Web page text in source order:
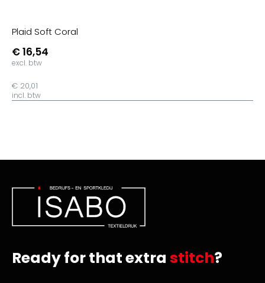
Plaid Soft Coral
€ 16,54
excl. btw
€ 20,01
incl. btw
Ready for that extra stitch?